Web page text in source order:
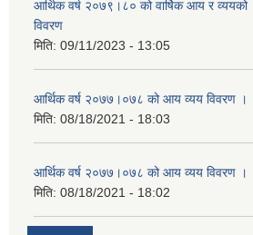
आर्थिक वर्ष २०७९।८० को वार्षिक आय र व्ययको
विवरण
मिति: 09/11/2023 - 13:05
आर्थिक वर्ष २०७७।०७८ को आय व्यय विवरण ।
मिति: 08/18/2021 - 18:03
आर्थिक वर्ष २०७७।०७८ को आय व्यय विवरण ।
मिति: 08/18/2021 - 18:02